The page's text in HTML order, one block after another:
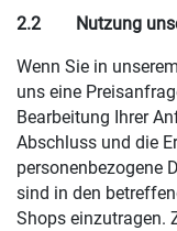
2.2 Nutzung
Wenn Sie in
uns eine
Bearbeitung Ihrer
Abschluss und die
personenbezogene
sind in den
Shops einzutragen.